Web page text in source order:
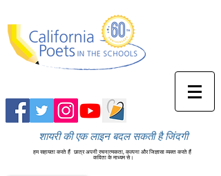
शायरी की एक लाइन बदल सकती है जिंदगी
हम सहायता करते हैं छात्र अपनी रचनात्मकता, कल्पना और जिज्ञासा व्यक्त करते हैं
कविता के माध्यम से।